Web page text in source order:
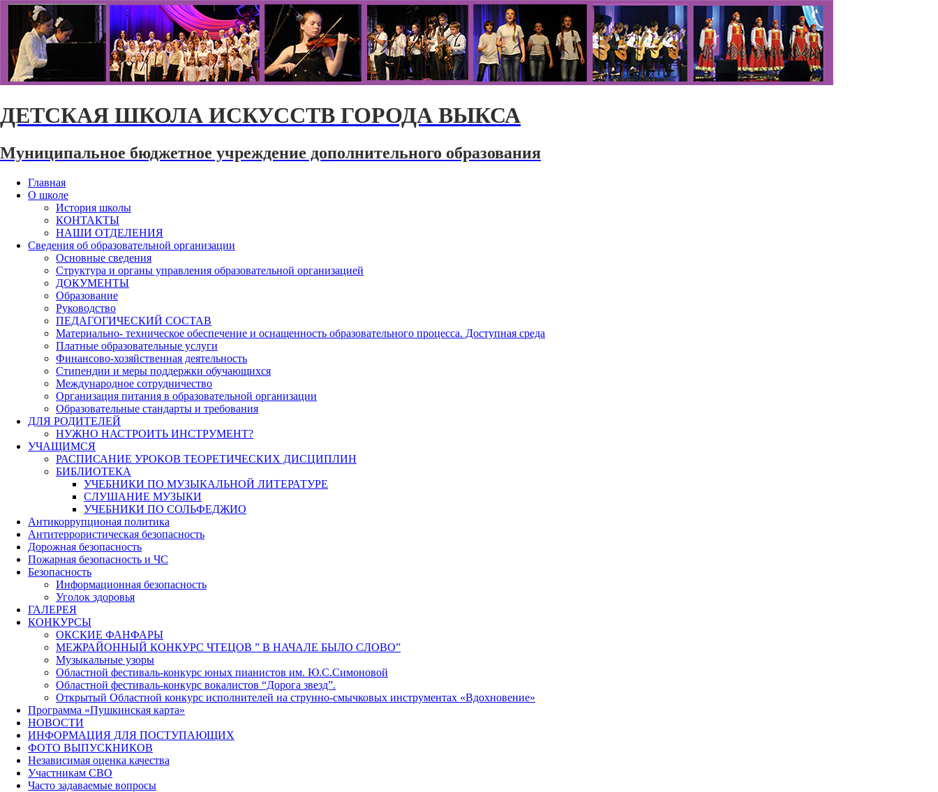
ДЕТСКАЯ ШКОЛА ИСКУССТВ ГОРОДА ВЫКСА
Муниципальное бюджетное учреждение дополнительного образования
Главная
О школе
История школы
КОНТАКТЫ
НАШИ ОТДЕЛЕНИЯ
Сведения об образовательной организации
Основные сведения
Структура и органы управления образовательной организацией
ДОКУМЕНТЫ
Образование
Руководство
ПЕДАГОГИЧЕСКИЙ СОСТАВ
Материально- техническое обеспечение и оснащенность образовательного процесса. Доступная среда
Платные образовательные услуги
Финансово-хозяйственная деятельность
Стипендии и меры поддержки обучающихся
Международное сотрудничество
Организация питания в образовательной организации
Образовательные стандарты и требования
ДЛЯ РОДИТЕЛЕЙ
НУЖНО НАСТРОИТЬ ИНСТРУМЕНТ?
УЧАЩИМСЯ
РАСПИСАНИЕ УРОКОВ ТЕОРЕТИЧЕСКИХ ДИСЦИПЛИН
БИБЛИОТЕКА
УЧЕБНИКИ ПО МУЗЫКАЛЬНОЙ ЛИТЕРАТУРЕ
СЛУШАНИЕ МУЗЫКИ
УЧЕБНИКИ ПО СОЛЬФЕДЖИО
Антикоррупционая политика
Антитеррористическая безопасность
Дорожная безопасность
Пожарная безопасность и ЧС
Безопасность
Информационная безопасность
Уголок здоровья
ГАЛЕРЕЯ
КОНКУРСЫ
ОКСКИЕ ФАНФАРЫ
МЕЖРАЙОННЫЙ КОНКУРС ЧТЕЦОВ ” В НАЧАЛЕ БЫЛО СЛОВО”
Музыкальные узоры
Областной фестиваль-конкурс юных пианистов им. Ю.С.Симоновой
Областной фестиваль-конкурс вокалистов “Дорога звезд”.
Открытый Областной конкурс исполнителей на струнно-смычковых инструментах «Вдохновение»
Программа «Пушкинская карта»
НОВОСТИ
ИНФОРМАЦИЯ ДЛЯ ПОСТУПАЮЩИХ
ФОТО ВЫПУСКНИКОВ
Независимая оценка качества
Участникам СВО
Часто задаваемые вопросы